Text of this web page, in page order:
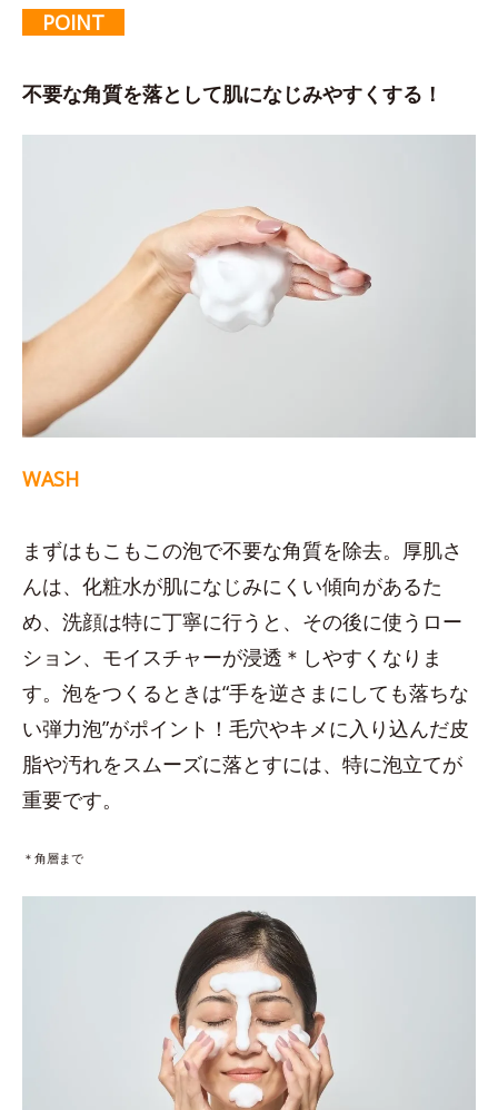
POINT
不要な角質を落として肌になじみやすくする！
WASH
まずはもこもこの泡で不要な角質を除去。厚肌さ
んは、化粧水が肌になじみにくい傾向があるた
め、洗顔は特に丁寧に行うと、その後に使うロー
ション、モイスチャーが浸透＊しやすくなりま
す。泡をつくるときは“手を逆さまにしても落ちな
い弾力泡”がポイント！毛穴やキメに入り込んだ皮
脂や汚れをスムーズに落とすには、特に泡立てが
重要です。
＊角層まで